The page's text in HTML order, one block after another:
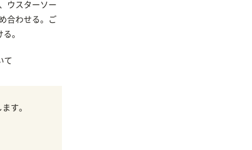
ウスターソー
合わせる。ご
。
て
す。